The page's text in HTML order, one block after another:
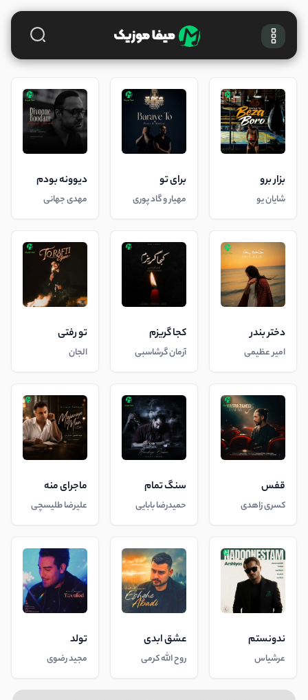
بزار برو
شایان یو
برای تو
مهیار و گاد پوری
دیوونه بودم
مهدی جهانی
دختر بندر
امیر عظیمی
کجا گریزم
آرمان گرشاسبی
تو رفتی
الجان
قفس
کسری زاهدی
سنگ تمام
حمیدرضا بابایی
ماجرای منه
علیرضا طلیسچی
ندونستم
عرشیاس
عشق ابدی
روح الله کرمی
تولد
مجید رضوی